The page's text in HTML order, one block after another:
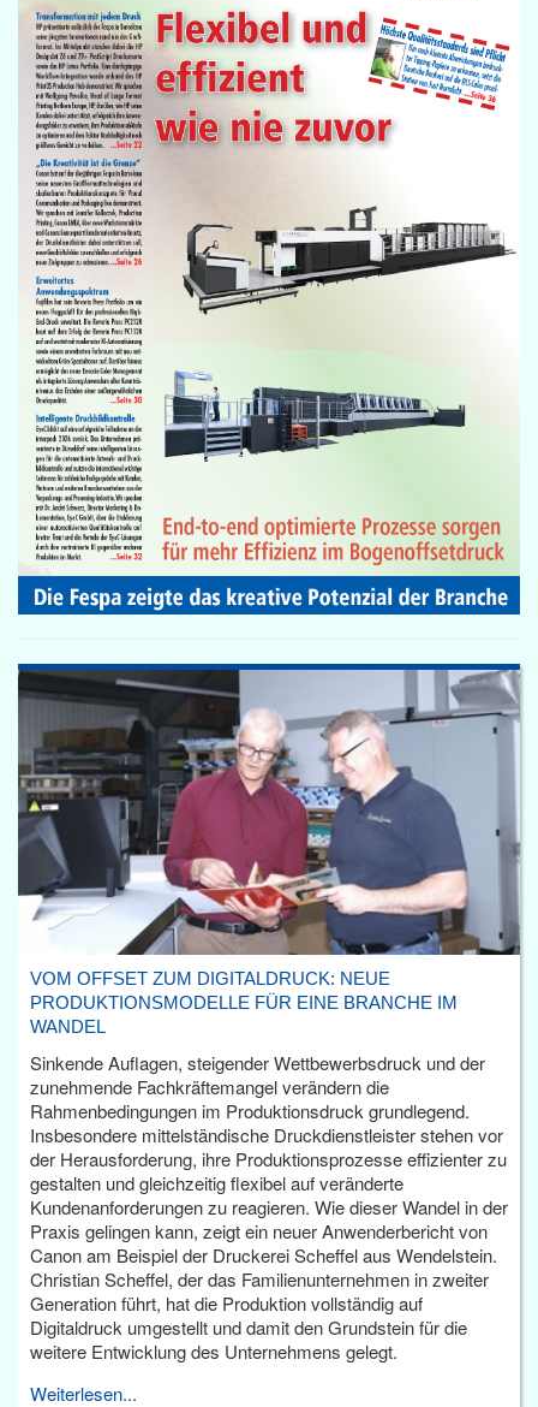
VOM OFFSET ZUM DIGITALDRUCK: NEUE
PRODUKTIONSMODELLE FÜR EINE BRANCHE IM
WANDEL
Sinkende Auflagen, steigender Wettbewerbsdruck und der
zunehmende Fachkräftemangel verändern die
Rahmenbedingungen im Produktionsdruck grundlegend.
Insbesondere mittelständische Druckdienstleister stehen vor
der Herausforderung, ihre Produktionsprozesse effizienter zu
gestalten und gleichzeitig flexibel auf veränderte
Kundenanforderungen zu reagieren. Wie dieser Wandel in der
Praxis gelingen kann, zeigt ein neuer Anwenderbericht von
Canon am Beispiel der Druckerei Scheffel aus Wendelstein.
Christian Scheffel, der das Familienunternehmen in zweiter
Generation führt, hat die Produktion vollständig auf
Digitaldruck umgestellt und damit den Grundstein für die
weitere Entwicklung des Unternehmens gelegt.
Weiterlesen...